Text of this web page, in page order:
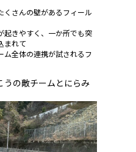
くさんの壁があるフィール
起きやすく、一か所でも突
まれて
ム全体の連携が試されるフ
の敵チームとにらみ